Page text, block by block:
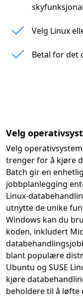
Velg Linux
Betal for det
Velg
Velg
trenger for å kjøre
Batch gir en
jobbplanlegging
Linux-
utnytte de unike
Windows kan du
koden, inkludert
blant populære
Ubuntu og SUSE
kjøre
beholdere til å løfte